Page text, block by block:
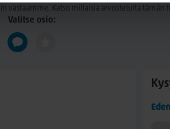
vastaamme. Katso millaisia arvosteluita
Valitse osio: